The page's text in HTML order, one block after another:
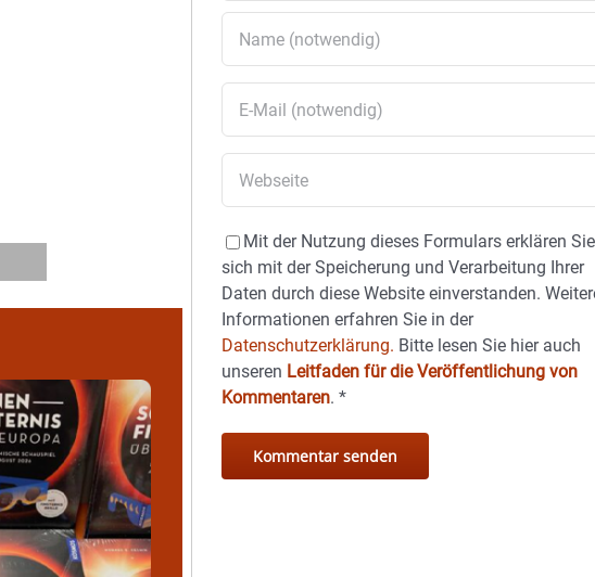
Mit der Nutzung dieses Formulars erklären Sie
sich mit der Speicherung und Verarbeitung Ihrer
Daten durch diese Website einverstanden.
Informationen erfahren Sie in der
Datenschutzerklärung. Bitte lesen Sie hier auch
unseren Leitfaden für die Veröffentlichung von
Kommentaren.*